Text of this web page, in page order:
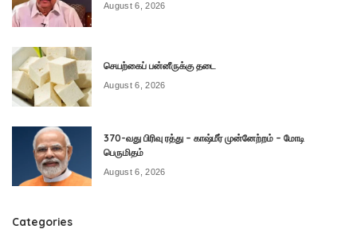
August 6, 2026
செயற்கைப் பன்னீருக்கு தடை
August 6, 2026
370-வது பிரிவு ரத்து – காஷ்மீர் முன்னேற்றம் – மோடி
பெருமிதம்
August 6, 2026
Categories